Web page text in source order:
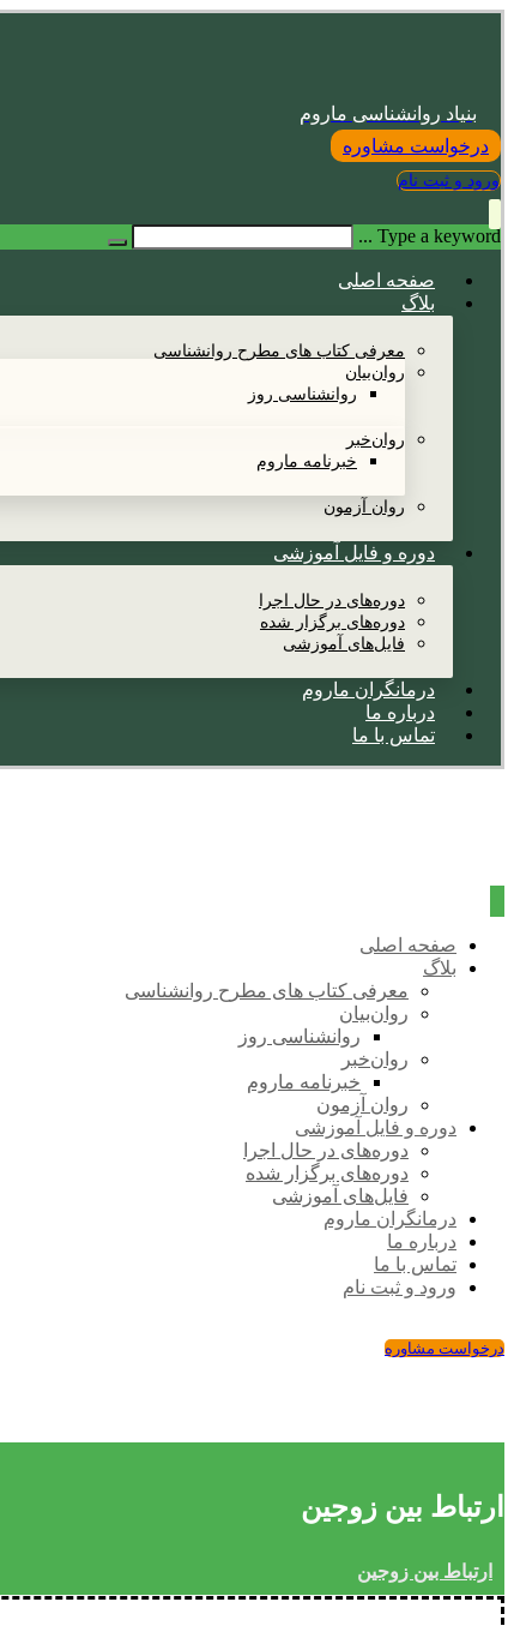
بنیاد روانشناسی ماروم
درخواست مشاوره
ورود و ثبت نام
Type a keyword ...
صفحه اصلی
بلاگ
معرفی کتاب های مطرح روانشناسی
روان‌بیان
روانشناسی روز
روان‌خبر
خبرنامه ماروم
روان آزمون
دوره و فایل آموزشی
دوره‌های در حال اجرا
دوره‌های برگزار شده
فایل‌های آموزشی
درمانگران ماروم
درباره ما
تماس با ما
صفحه اصلی
بلاگ
معرفی کتاب های مطرح روانشناسی
روان‌بیان
روانشناسی روز
روان‌خبر
خبرنامه ماروم
روان آزمون
دوره و فایل آموزشی
دوره‌های در حال اجرا
دوره‌های برگزار شده
فایل‌های آموزشی
درمانگران ماروم
درباره ما
تماس با ما
ورود و ثبت نام
درخواست مشاوره
ارتباط بین زوجین
ارتباط بین زوجین